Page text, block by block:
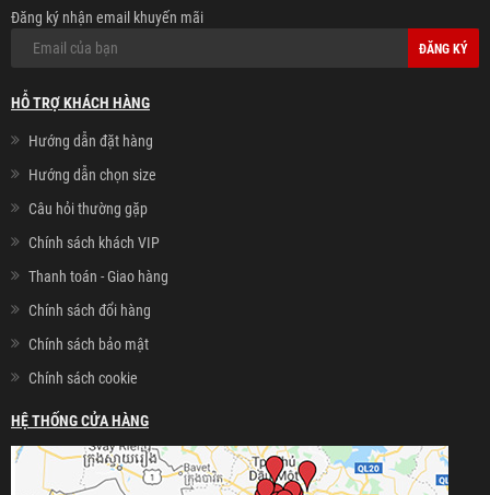
Đăng ký nhận email khuyến mãi
ĐĂNG KÝ
HỖ TRỢ KHÁCH HÀNG
Hướng dẫn đặt hàng
Hướng dẫn chọn size
Câu hỏi thường gặp
Chính sách khách VIP
Thanh toán - Giao hàng
Chính sách đổi hàng
Chính sách bảo mật
Chính sách cookie
HỆ THỐNG CỬA HÀNG